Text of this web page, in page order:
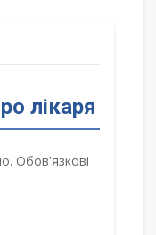
лікаря
Обов'язкові